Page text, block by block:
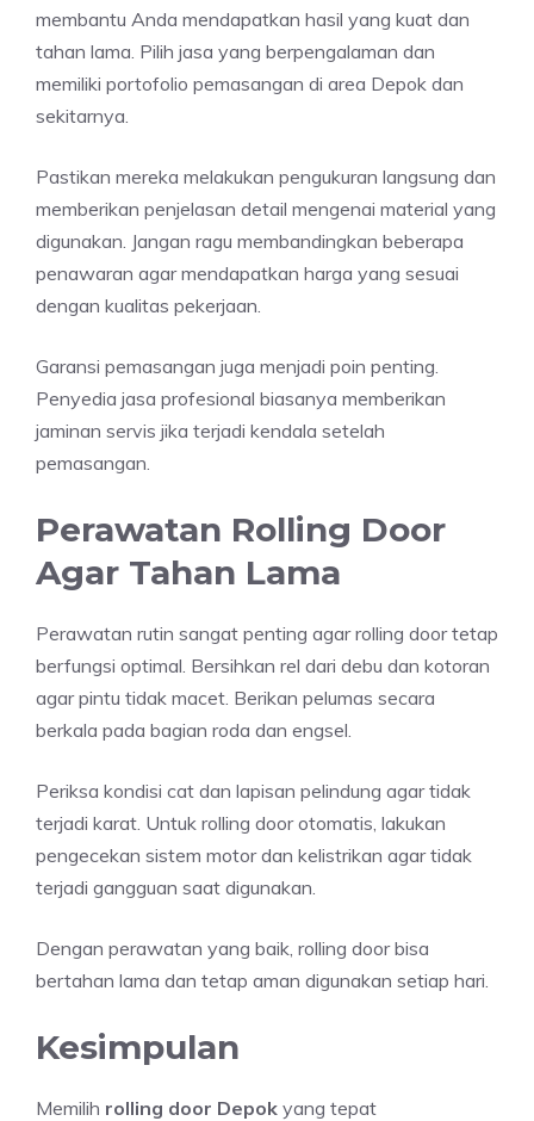
membantu Anda mendapatkan hasil yang kuat dan
tahan lama. Pilih jasa yang berpengalaman dan
memiliki portofolio pemasangan di area Depok dan
sekitarnya.
Pastikan mereka melakukan pengukuran langsung dan
memberikan penjelasan detail mengenai material yang
digunakan. Jangan ragu membandingkan beberapa
penawaran agar mendapatkan harga yang sesuai
dengan kualitas pekerjaan.
Garansi pemasangan juga menjadi poin penting.
Penyedia jasa profesional biasanya memberikan
jaminan servis jika terjadi kendala setelah
pemasangan.
Perawatan Rolling Door
Agar Tahan Lama
Perawatan rutin sangat penting agar rolling door tetap
berfungsi optimal. Bersihkan rel dari debu dan kotoran
agar pintu tidak macet. Berikan pelumas secara
berkala pada bagian roda dan engsel.
Periksa kondisi cat dan lapisan pelindung agar tidak
terjadi karat. Untuk rolling door otomatis, lakukan
pengecekan sistem motor dan kelistrikan agar tidak
terjadi gangguan saat digunakan.
Dengan perawatan yang baik, rolling door bisa
bertahan lama dan tetap aman digunakan setiap hari.
Kesimpulan
Memilih rolling door Depok yang tepat